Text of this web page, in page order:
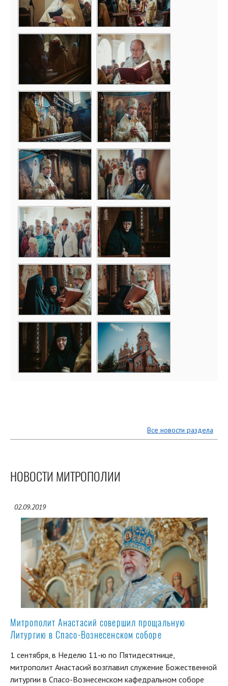
Все новости раздела
НОВОСТИ МИТРОПОЛИИ
02.09.2019
Митрополит Анастасий совершил прощальную
Литургию в Спасо-Вознесенском соборе
1 сентября, в Неделю 11-ю по Пятидесятнице,
митрополит Анастасий возглавил служение Божественной
литургии в Спасо-Вознесенском кафедральном соборе